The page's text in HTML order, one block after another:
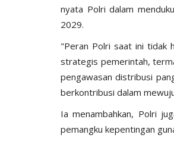
nyata Polri dalam
2029.
"Peran Polri saat ini tidak
strategis pemerintah,
pengawasan distribusi
berkontribusi dalam
Ia menambahkan, Polri
pemangku kepentingan